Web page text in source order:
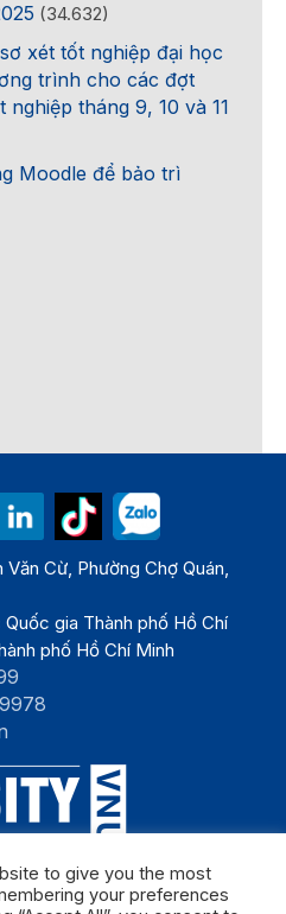
(34.632)
xét tốt nghiệp đại học
trình cho các đợt
tháng 9, 10 và 11
Moodle để bảo trì
Cừ, Phường Chợ Quán,
gia Thành phố Hồ Chí
phố Hồ Chí Minh
to give you the most
your preferences